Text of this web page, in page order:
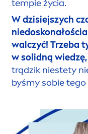
tempie życia.
W dzisiejszych
walczyć! Trzeba
w solidną
trądzik niestety
byśmy sobie tego